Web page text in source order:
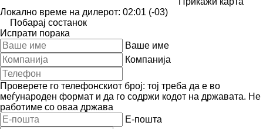
Локално време на дилерот: 02:01 (-03)
Побарај состанок
Испрати порака
Ваше име
Компанија
Проверете го телефонскиот број: тој треба да е во
меѓународен формат и да го содржи кодот на државата. Не
работиме со оваа држава
E-пошта